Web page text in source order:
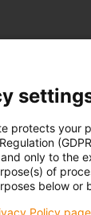
protects your
only to the
of
below or
Policy